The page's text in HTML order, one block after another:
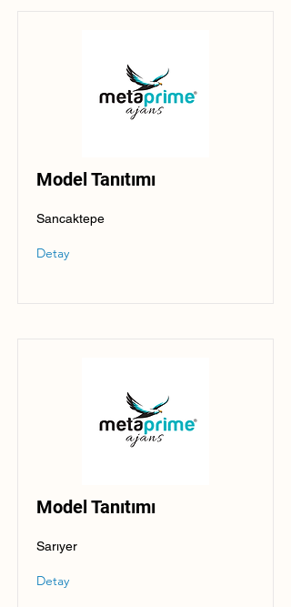
Model Tanıtımı
Sancaktepe
Detay
Model Tanıtımı
Sarıyer
Detay